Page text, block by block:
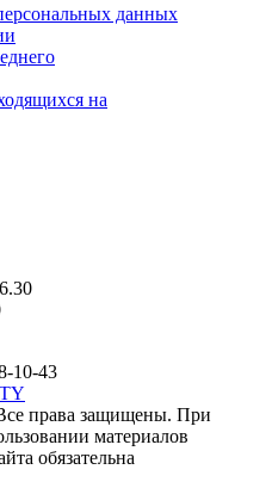
данных
на
10-43
права защищены. При
материалов
обязательна